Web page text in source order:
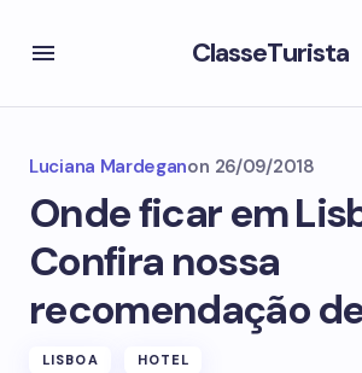
ClasseTurista
Luciana Mardeganon 26/09/2018
Onde ficar em
Confira nossa
recomendação
LISBOA HOTEL